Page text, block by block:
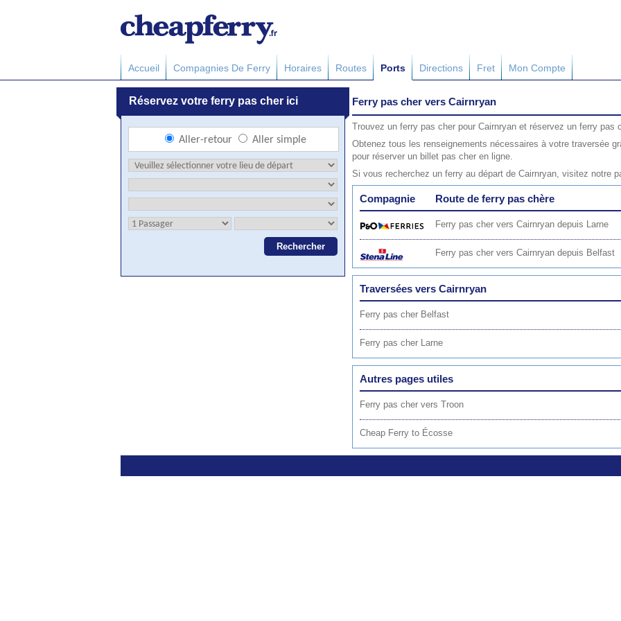
Accueil Compagnies De Ferry Horaires Routes Ports Directions Fret Mon Compte
Ferry pas cher vers Cairnryan
Trouvez un ferry pas cher pour Cairnryan et réservez un ferry pas
Obtenez tous les renseignements nécessaires à votre traversée
pour réserver un billet pas cher en ligne.
Si vous recherchez un ferry au départ de Cairnryan, visitez notre
Compagnie Route de ferry pas chère
Ferry pas cher vers Cairnryan depuis Larne
Ferry pas cher vers Cairnryan depuis Belfast
Traversées vers Cairnryan
Ferry pas cher Belfast
Ferry pas cher Larne
Autres pages utiles
Ferry pas cher vers Troon
Cheap Ferry to Écosse